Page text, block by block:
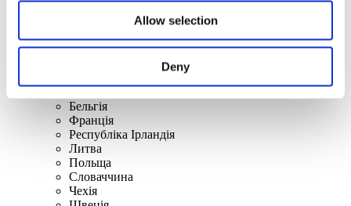
Allow selection
Deny
Усі країни
Великобританія
Бельгія
Франція
Республіка Ірландія
Литва
Польща
Словаччина
Чехія